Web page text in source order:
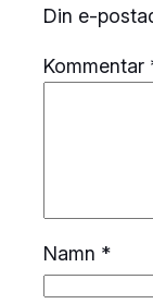
Din e-
Kommentar
Namn *